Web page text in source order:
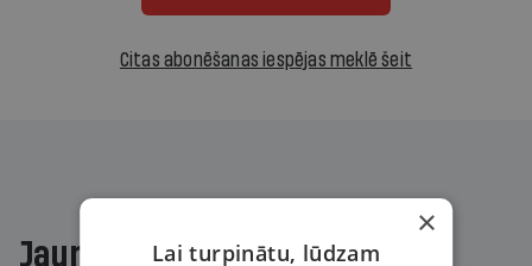
Citas abonēšanas iespējas meklē šeit
Jaunākajā žurnālā
×
Lai turpinātu, lūdzam